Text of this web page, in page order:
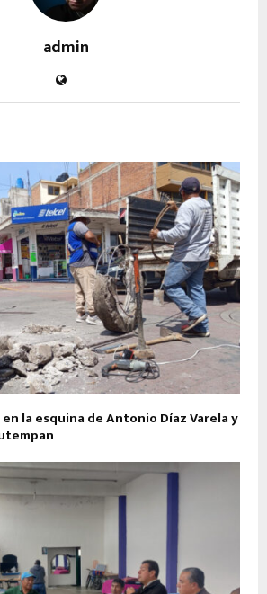
admin
la esquina de Antonio Díaz Varela y